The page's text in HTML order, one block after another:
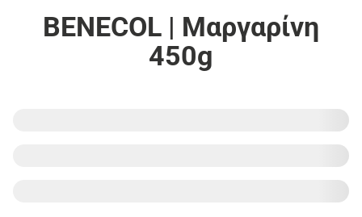
BENECOL | Μαργαρίνη
450g